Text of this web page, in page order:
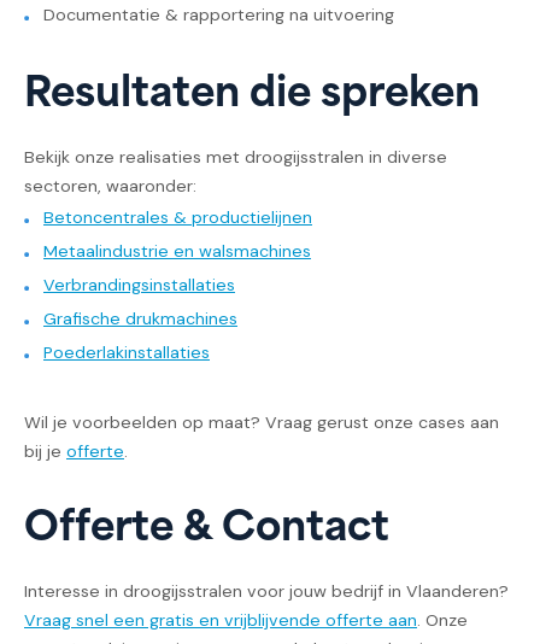
Documentatie & rapportering na uitvoering
Resultaten die spreken
Bekijk onze realisaties met droogijsstralen in diverse
sectoren, waaronder:
Betoncentrales & productielijnen
Metaalindustrie en walsmachines
Verbrandingsinstallaties
Grafische drukmachines
Poederlakinstallaties
Wil je voorbeelden op maat? Vraag gerust onze cases aan
bij je offerte.
Offerte & Contact
Interesse in droogijsstralen voor jouw bedrijf in Vlaanderen?
Vraag snel een gratis en vrijblijvende offerte aan. Onze